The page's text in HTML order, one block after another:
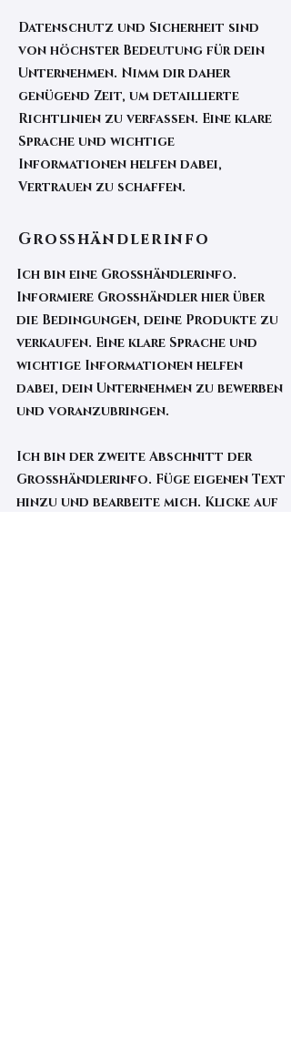
Datenschutz und Sicherheit sind
von höchster Bedeutung für dein
Unternehmen. Nimm dir daher
genügend Zeit, um detaillierte
Richtlinien zu verfassen. Eine klare
Sprache und wichtige
Informationen helfen dabei,
Vertrauen zu schaffen.
Großhändlerinfo
Ich bin eine Großhändlerinfo.
Informiere Großhändler hier über
die Bedingungen, deine Produkte zu
verkaufen. Eine klare Sprache und
wichtige Informationen helfen
dabei, dein Unternehmen zu bewerben
und voranzubringen.
Ich bin der zweite Abschnitt der
Großhändlerinfo. Füge eigenen Text
hinzu und bearbeite mich. Klicke auf